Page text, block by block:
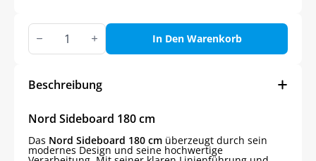
Nord
Sideboard
180
In Den Warenkorb
Beschreibung
Nord Sideboard 180 cm
Das Nord Sideboard 180 cm überzeugt durch sein
modernes Design und seine hochwertige